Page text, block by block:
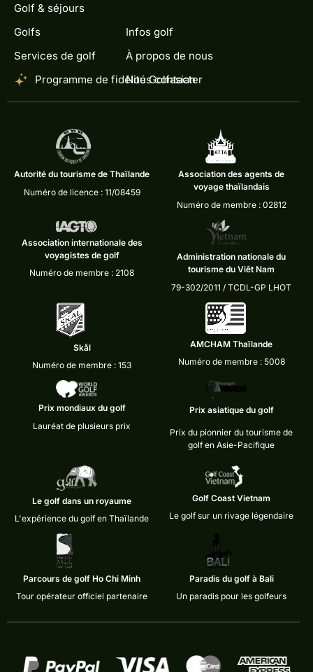
Golf & séjours
Golfs
Services de golf
Programme de fidélité Golfasian
Infos golf
À propos de nous
Nous contacter
Autorité du tourisme de Thaïlande
Numéro de licence : 11/08459
Association des agents de
voyage thaïlandais
Numéro de membre : 02812
Association internationale des
voyagistes de golf
Numéro de membre : 2108
Administration nationale du
tourisme du Viêt Nam
79-302/2011 / TCDL-GP LHOT
Skål
Numéro de membre : 153
AMCHAM Thaïlande
Numéro de membre : 5008
Prix mondiaux du golf
Lauréat de plusieurs prix
Prix asiatique du golf
Prix du pionnier du tourisme de
golf en Asie-Pacifique
Le golf dans un royaume
L'expérience du golf en Thaïlande
Golf Coast Vietnam
Le golf sur un rivage légendaire
Parcours de golf Ho Chi Minh
Tour opérateur officiel partenaire
Paradis du golf à Bali
Un paradis pour les golfeurs